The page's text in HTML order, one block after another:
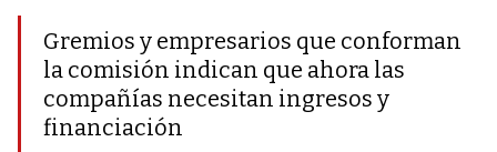
Gremios y empresarios que conforman
la comisión indican que ahora las
compañías necesitan ingresos y
financiación